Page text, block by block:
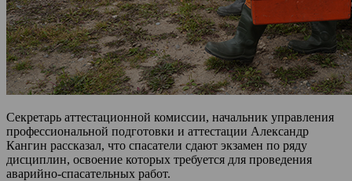
Секретарь аттестационной комиссии, начальник управления
профессиональной подготовки и аттестации Александр
Кангин рассказал, что спасатели сдают экзамен по ряду
дисциплин, освоение которых требуется для проведения
аварийно-спасательных работ.